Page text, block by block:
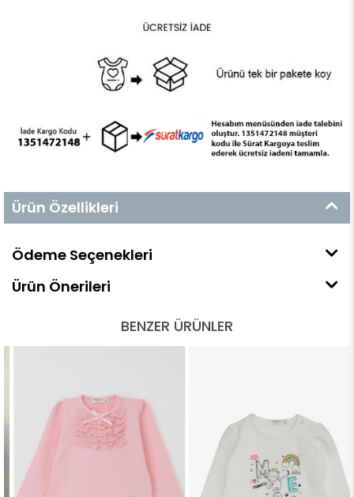
Ürün Özellikleri
Ödeme Seçenekleri
Ürün Önerileri
BENZER ÜRÜNLER